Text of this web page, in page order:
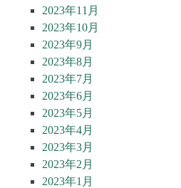
2023年11月
2023年10月
2023年9月
2023年8月
2023年7月
2023年6月
2023年5月
2023年4月
2023年3月
2023年2月
2023年1月